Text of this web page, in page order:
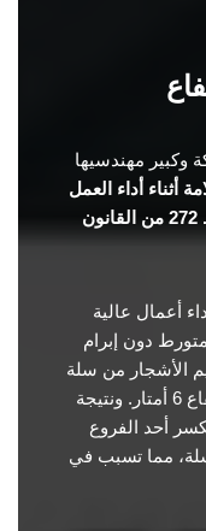
وكبير مهندسيها
أثناء أداء العمل
مع زيادة الخطر وفقًا للجزء 2 من الفن. 272 من القانون
أعمال عالية
دون إبرام
الأشجار من سلة
المصعد الهيدروليكي للسيارة على ارتفاع 6 أمتار. ونتيجة
أحد الفروع
مما تسبب في